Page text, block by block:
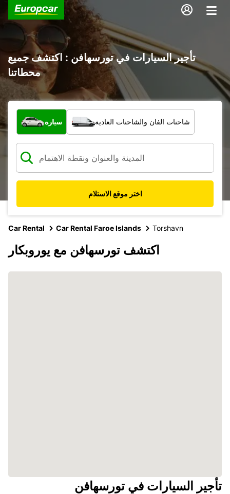
تأجير السيارات في تورسهافن : اكتشف جميع
محطاتنا
ما نوع المركبة؟
سيارة شاحنات الفان والشاحنات العادية
اختر موقع الاستلام
Car Rental Car Rental Faroe Islands Torshavn
اكتشف تورسهافن مع يوروبكار
تأجير السيارات في تورسهافن